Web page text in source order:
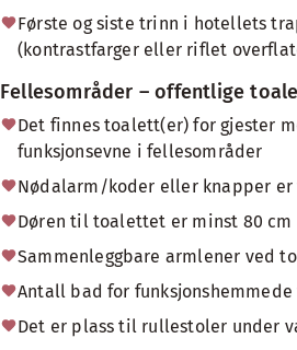
Første og siste trinn i hotellets
(kontrastfarger eller riflet
Fellesområder – offentlige
Det finnes toalett(er) for gjester
funksjonsevne i fellesområder
Nødalarm/koder eller knapper
Døren til toalettet er minst 80 cm
Sammenleggbare armlener ved
Antall bad for
Det er plass til rullestoler under